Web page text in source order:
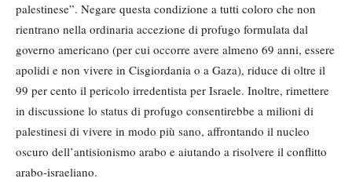
palestinese”. Negare questa condizione a tutti coloro che non
rientrano nella ordinaria accezione di profugo formulata dal
governo americano (per cui occorre avere almeno 69 anni, essere
apolidi e non vivere in Cisgiordania o a Gaza), riduce di oltre il
99 per cento il pericolo irredentista per Israele. Inoltre, rimettere
in discussione lo status di profugo consentirebbe a milioni di
palestinesi di vivere in modo più sano, affrontando il nucleo
oscuro dell’antisionismo arabo e aiutando a risolvere il conflitto
arabo-israeliano.